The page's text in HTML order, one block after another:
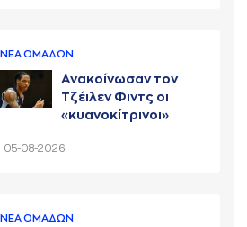
ΝΕA ΟΜAΔΩΝ
Ανακοίνωσαν τον
Τζέιλεν Φιντς οι
«κυανοκίτρινοι»
05-08-2026
ΝΕA ΟΜAΔΩΝ